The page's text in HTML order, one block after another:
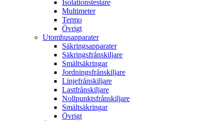
Isolationstestare
Multimeter
Termo
Övrigt
Utomhusapparater
Säkringsapparater
Säkringsfrånskiljare
Smältsäkringar
Jordningsfrånskiljare
Linjefrånskiljare
Lastfrånskiljare
Nollpunktsfrånskiljare
Smältsäkringar
Övrigt